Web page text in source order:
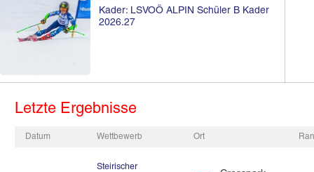
Kader: LSVOÖ ALPIN Schüler B Kader
2026.27
Letzte Ergebnisse
Datum Wettbewerb Ort
Steirischer